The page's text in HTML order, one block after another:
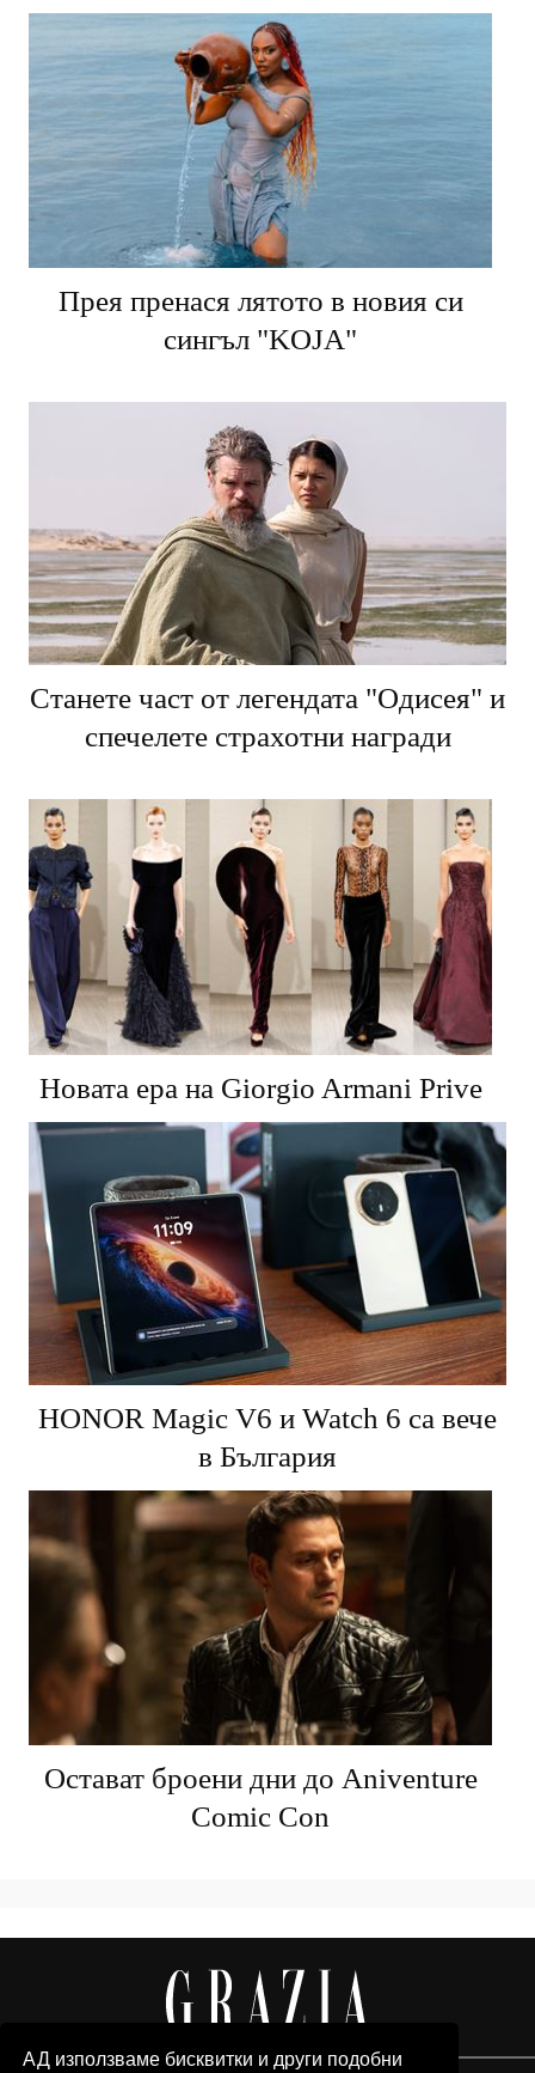
АД използваме бисквитки и други подобни
Прея пренася лятото в новия си
сингъл "KOJA"
Станете част от легендата "Одисея" и
спечелете страхотни награди
Новата ера на Giorgio Armani Prive
HONOR Magic V6 и Watch 6 са вече
в България
Остават броени дни до Aniventure
Comic Con